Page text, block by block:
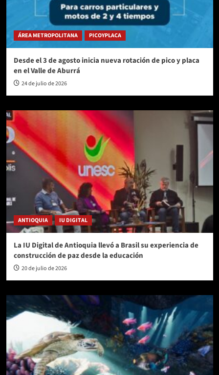
ÁREA METROPOLITANA PICOYPLACA
Desde el 3 de agosto inicia nueva rotación de pico y placa
en el Valle de Aburrá
24 de julio de 2026
ANTIOQUIA IU DIGITAL
La IU Digital de Antioquia llevó a Brasil su experiencia de
construcción de paz desde la educación
20 de julio de 2026